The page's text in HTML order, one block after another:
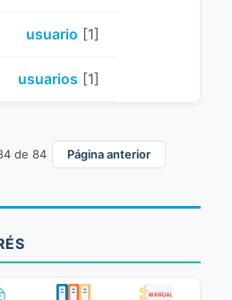
usuario [1]
usuarios [1]
de 84 Página anterior